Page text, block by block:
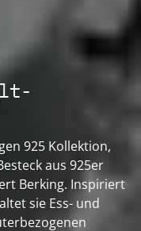
925 Kollektion,
aus 925er
Berking. Inspiriert
sie Ess- und